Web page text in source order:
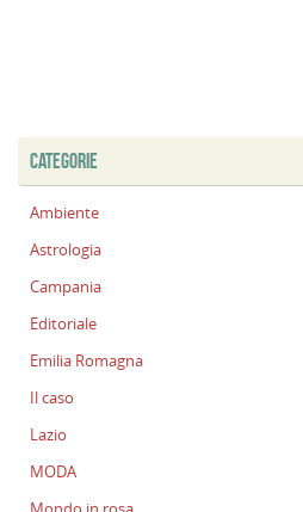
CATEGORIE
Ambiente
Astrologia
Campania
Editoriale
Emilia Romagna
Il caso
Lazio
MODA